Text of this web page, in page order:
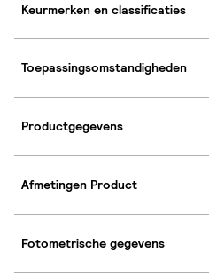
Keurmerken en classificaties
Toepassingsomstandigheden
Productgegevens
Afmetingen Product
Fotometrische gegevens